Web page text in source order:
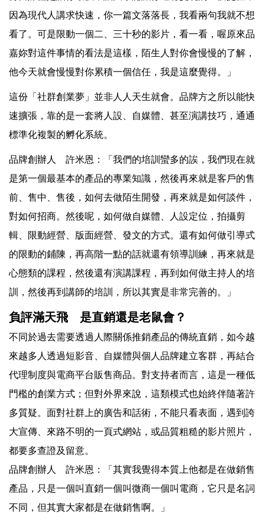
因為現代人講求快速，你一篇文落落長，我看兩句我就不想
看了。可是限動一個二、三十秒的影片，看一看，喔原來品
嘉妳對這件事情的看法是這樣，陌生人對你會慢慢的了解，
他今天就會慢慢對你累積一個信任，我是這麼覺得。」
這份「社群創業夢」並非人人天生就會。品牌方之所以能快
速擴張，靠的是一套將人設、自媒體、甚至演講技巧，通通
標準化複製的孵化系統。
品牌創辦人 許米恩：「我們的培訓蠻多的誒，我們現在就
是第一個最基本的產品的專業知識，然後再來就是客戶的售
前、售中、售後，如何去做陌生開發，再來就是如何談件，
對如何招商。然後呢，如何做自媒體、人設定位，拍攝剪
輯、限動經營、版面經營、發文的方式。還有如何做引導式
的限動的鋪陳，再高階一點的話就還有領導訓練，再來就是
心態類的課程，然後還有演講課程，再到如何做主持人的培
訓，然後再到講師的培訓，所以其實是非常完善的。」
負評滿天飛 是直銷還是老鼠會？
不同於過去需要透過人際關係推銷產品的傳統直銷，如今越
來越多人透過短影音、自媒體與個人品牌建立客群，再結合
代理制度與電商平台販售商品。對支持者而言，這是一種低
門檻的創業方式；但對外界來說，這類模式也始終伴隨著許
多質疑。面對社群上的廣告和話術，不能只看表面，遇到誇
大宣傳、來路不明的一頁式網站，或品質粗糙的影片照片，
都要多查證及留意。
品牌創辦人 許米恩：「其實我覺得本質上他都是在做銷售
產品，只是一個叫直銷一個叫微商一個叫電商，它只是名詞
不同，但其實大家都是在做銷售啊。」